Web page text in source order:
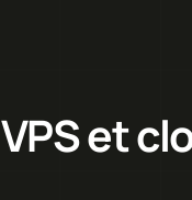
et